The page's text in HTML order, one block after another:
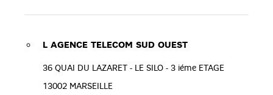
L AGENCE TELECOM SUD OUEST
36 QUAI DU LAZARET - LE SILO - 3 iéme ETAGE
13002 MARSEILLE